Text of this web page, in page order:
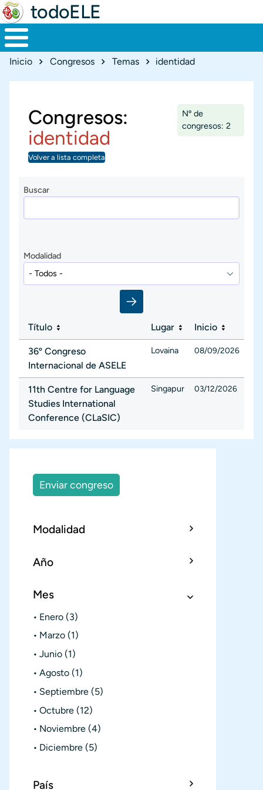
todoELE
Ruta de navegación
Inicio Congresos Temas identidad
Congresos:
identidad
Nº de
congresos: 2
Volver a lista completa
Buscar
Modalidad
Título Lugar Inicio
36º Congreso
Internacional de ASELE
Lovaina 08/09/2026
11th Centre for Language
Studies International
Conference (CLaSIC)
Singapur 03/12/2026
Enviar congreso
Modalidad
Año
Mes
Enero (3)
Marzo (1)
Junio (1)
Agosto (1)
Septiembre (5)
Octubre (12)
Noviembre (4)
Diciembre (5)
País